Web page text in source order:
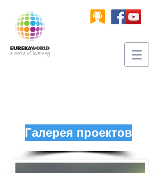
Галерея проектов